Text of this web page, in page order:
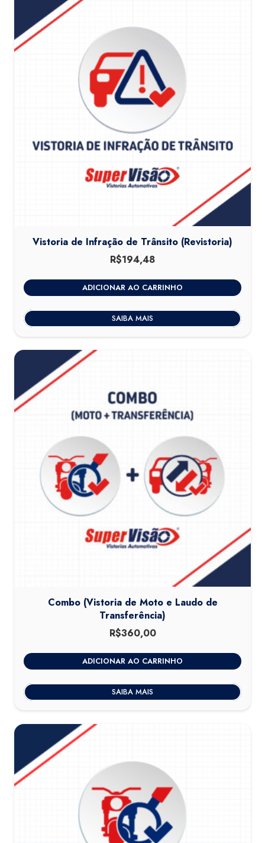
Vistoria de Infração de Trânsito (Revistoria)
R$194,48
ADICIONAR AO CARRINHO
SAIBA MAIS
Combo (Vistoria de Moto e Laudo de
Transferência)
R$360,00
ADICIONAR AO CARRINHO
SAIBA MAIS